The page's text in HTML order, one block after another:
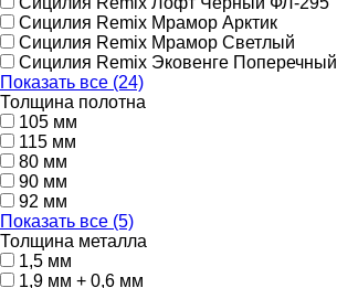
Сицилия Remix Мрамор Арктик
Сицилия Remix Мрамор Светлый
Сицилия Remix Эковенге Поперечный
Показать все (24)
Толщина полотна
105 мм
115 мм
80 мм
90 мм
92 мм
Показать все (5)
Толщина металла
1,5 мм
1,9 мм + 0,6 мм